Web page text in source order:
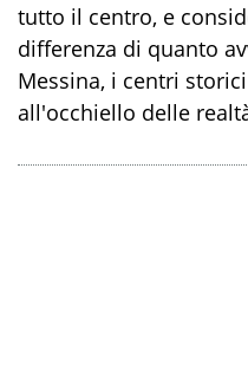
tutto il centro, e
differenza di quanto
Messina, i centri
all'occhiello delle